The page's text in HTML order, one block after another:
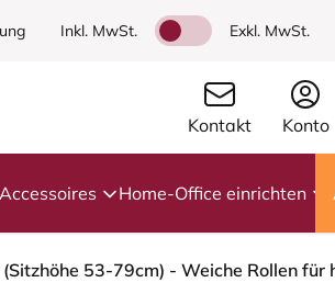
Inkl. MwSt. Exkl. MwSt.
Kontakt Konto
Accessoires Home-Office einrichten
53-79cm) - Weiche Rollen für